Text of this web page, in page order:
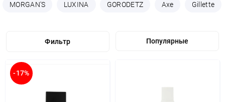
MORGAN'S LUXINA GORODETZ Axe Gillette
Фильтр
-17%